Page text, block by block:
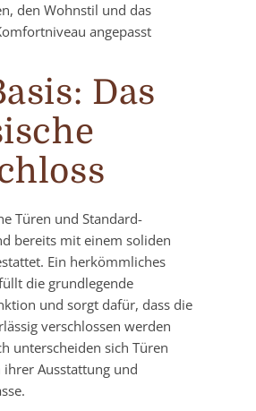
den Wohnstil und das
angepasst
Das
Türen und Standard-
bereits mit einem soliden
Ein herkömmliches
die grundlegende
und sorgt dafür, dass die
verschlossen werden
unterscheiden sich Türen
ihrer Ausstattung und